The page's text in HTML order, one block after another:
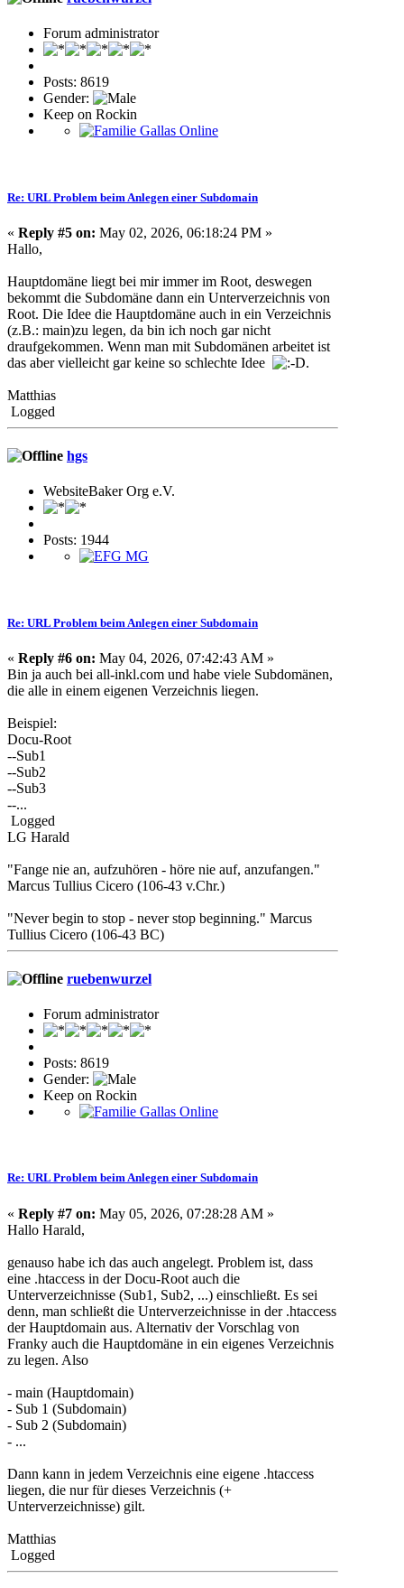
Forum administrator
Posts: 8619
Gender:
Keep on Rockin
Re: URL Problem beim Anlegen einer Subdomain
« Reply #5 on: May 02, 2026, 06:18:24 PM »
Hallo,
Hauptdomäne liegt bei mir immer im Root, deswegen
bekommt die Subdomäne dann ein Unterverzeichnis von
Root. Die Idee die Hauptdomäne auch in ein Verzeichnis
(z.B.: main)zu legen, da bin ich noch gar nicht
draufgekommen. Wenn man mit Subdomänen arbeitet ist
das aber vielleicht gar keine so schlechte Idee
.
Matthias
Logged
hgs
WebsiteBaker Org e.V.
Posts: 1944
Re: URL Problem beim Anlegen einer Subdomain
« Reply #6 on: May 04, 2026, 07:42:43 AM »
Bin ja auch bei all-inkl.com und habe viele Subdomänen,
die alle in einem eigenen Verzeichnis liegen.
Beispiel:
Docu-Root
--Sub1
--Sub2
--Sub3
--...
Logged
LG Harald
"Fange nie an, aufzuhören - höre nie auf, anzufangen."
Marcus Tullius Cicero (106-43 v.Chr.)
"Never begin to stop - never stop beginning." Marcus
Tullius Cicero (106-43 BC)
ruebenwurzel
Forum administrator
Posts: 8619
Gender:
Keep on Rockin
Re: URL Problem beim Anlegen einer Subdomain
« Reply #7 on: May 05, 2026, 07:28:28 AM »
Hallo Harald,
genauso habe ich das auch angelegt. Problem ist, dass
eine .htaccess in der Docu-Root auch die
Unterverzeichnisse (Sub1, Sub2, ...) einschließt. Es sei
denn, man schließt die Unterverzeichnisse in der .htaccess
der Hauptdomain aus. Alternativ der Vorschlag von
Franky auch die Hauptdomäne in ein eigenes Verzeichnis
zu legen. Also
- main (Hauptdomain)
- Sub 1 (Subdomain)
- Sub 2 (Subdomain)
- ...
Dann kann in jedem Verzeichnis eine eigene .htaccess
liegen, die nur für dieses Verzeichnis (+
Unterverzeichnisse) gilt.
Matthias
Logged